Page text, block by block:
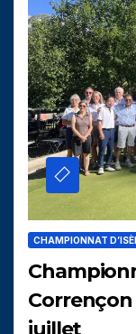
CHAMPIONNAT
Corrençon
juillet